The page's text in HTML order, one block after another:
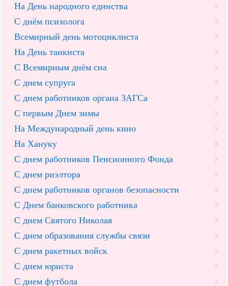
На День народного единства
С днём психолога
Всемирный день мотоциклиста
На День танкиста
С Всемирным днём сна
С днем супруга
С днем работников органа ЗАГСа
С первым Днем зимы
На Международный день кино
На Хануку
С днем работников Пенсионного Фонда
С днем риэлтора
С днем работников органов безопасности
С Днем банковского работника
С днем Святого Николая
С днем образования службы связи
С днем ракетных войск
С днем юриста
С днем футбола